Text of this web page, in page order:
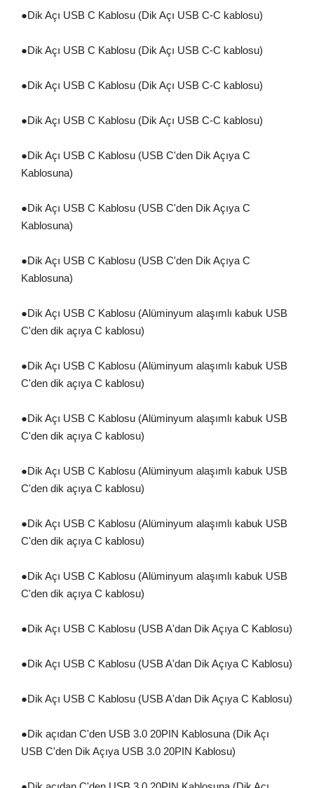
●Dik Açı USB C Kablosu (Dik Açı USB C-C kablosu)
●Dik Açı USB C Kablosu (Dik Açı USB C-C kablosu)
●Dik Açı USB C Kablosu (Dik Açı USB C-C kablosu)
●Dik Açı USB C Kablosu (Dik Açı USB C-C kablosu)
●Dik Açı USB C Kablosu (USB C'den Dik Açıya C
Kablosuna)
●Dik Açı USB C Kablosu (USB C'den Dik Açıya C
Kablosuna)
●Dik Açı USB C Kablosu (USB C'den Dik Açıya C
Kablosuna)
●Dik Açı USB C Kablosu (Alüminyum alaşımlı kabuk USB
C'den dik açıya C kablosu)
●Dik Açı USB C Kablosu (Alüminyum alaşımlı kabuk USB
C'den dik açıya C kablosu)
●Dik Açı USB C Kablosu (Alüminyum alaşımlı kabuk USB
C'den dik açıya C kablosu)
●Dik Açı USB C Kablosu (Alüminyum alaşımlı kabuk USB
C'den dik açıya C kablosu)
●Dik Açı USB C Kablosu (Alüminyum alaşımlı kabuk USB
C'den dik açıya C kablosu)
●Dik Açı USB C Kablosu (Alüminyum alaşımlı kabuk USB
C'den dik açıya C kablosu)
●Dik Açı USB C Kablosu (USB A'dan Dik Açıya C Kablosu)
●Dik Açı USB C Kablosu (USB A'dan Dik Açıya C Kablosu)
●Dik Açı USB C Kablosu (USB A'dan Dik Açıya C Kablosu)
●Dik açıdan C'den USB 3.0 20PIN Kablosuna (Dik Açı
USB C'den Dik Açıya USB 3.0 20PIN Kablosu)